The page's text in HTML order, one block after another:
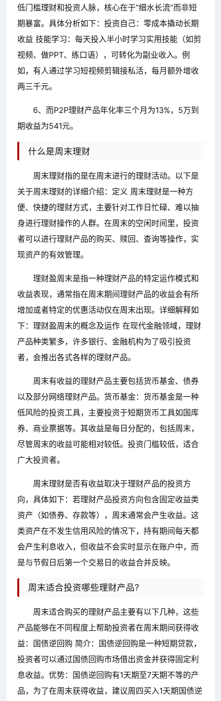
低门槛理财和投资人脉，核心在于“细水长流”而非短
期暴富。具体分析如下：投资自己：零成本撬动长期
收益 技能学习：每天投入半小时学习实用技能（如剪
视频、做PPT、练口语），可转化为副业收入。例
如，有人通过学习短视频剪辑接私活，每月额外增收
两三千元。
6、而P2P理财产品年化率三个月为13%，5万到
期收益为541元。
什么是周末理财
周末理财指的是在周末进行的理财活动。以下是
关于周末理财的详细介绍：定义 周末理财是一种方
便、快捷的理财方式，主要针对工作日忙碌、难以抽
身进行理财操作的人群。在周末的空闲时间里，投资
者可以进行理财产品的购买、赎回、查询等操作，实
现资产的有效管理。
理财盈周末是指一种理财产品的特定运作模式和
收益表现，通常指在周末期间理财产品的收益会有所
增加或者特定的优惠活动仅在周末出现。详细解释如
下：理财盈周末的概念及运作 在现代金融领域，理财
产品种类繁多，许多银行、金融机构为了吸引投资
者，会推出各式各样的理财产品。
周末有收益的理财产品主要包括货币基金、债券
以及部分网络理财产品。货币基金：货币基金是一种
低风险的投资工具，主要投资于短期货币工具如国库
券、商业票据等。其收益是每日分配的，包括周末，
尽管周末的收益可能相对较低。投资门槛较低，适合
广大投资者。
周末理财是否有收益取决于理财产品的投资方
向，具体如下：若理财产品投资方向包含固定收益类
资产（如债券、存款等），周末通常会产生收益。这
类资产在不发生信用风险的情况下，持有期间每天都
会产生利息收入，但收益不会实时显示在账户中，而
是与节假日后第一个交易日的收益合并反映。
周末适合投资哪些理财产品?
周末适合购买的理财产品主要有以下几种，这些
产品能够在不同程度上帮助投资者在周末期间获得收
益：国债逆回购 简介：国债逆回购是一种短期贷款，
投资者可以通过国债回购市场借出资金并获得固定利
息收益。优势：国债逆回购有1天期至7天期不等的产
品，为了在周末获得收益，建议周四买入1天期国债逆